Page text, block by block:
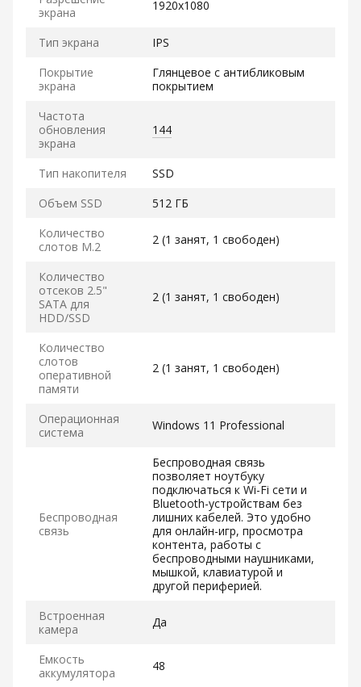
экрана
1920x1080
Тип экрана
IPS
Покрытие
экрана
Глянцевое с антибликовым
покрытием
Частота
обновления
экрана
144
Тип накопителя
SSD
Объем SSD
512 ГБ
Количество
слотов M.2
2 (1 занят, 1 свободен)
Количество
отсеков 2.5"
SATA для
HDD/SSD
2 (1 занят, 1 свободен)
Количество
слотов
оперативной
памяти
2 (1 занят, 1 свободен)
Операционная
система
Windows 11 Professional
Беспроводная
связь
Беспроводная связь
позволяет ноутбуку
подключаться к Wi-Fi сети и
Bluetooth-устройствам без
лишних кабелей. Это удобно
для онлайн-игр, просмотра
контента, работы с
беспроводными наушниками,
мышкой, клавиатурой и
другой периферией.
Встроенная
камера
Да
Емкость
аккумулятора
48